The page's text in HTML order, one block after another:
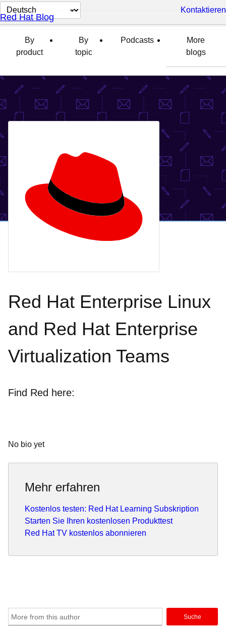
Sprache
auswählen
Kontaktieren
Red Hat Blog
By
product
By
topic
Podcasts
More
blogs
Red Hat Enterprise Linux
and Red Hat Enterprise
Virtualization Teams
Find Red here:
No bio yet
Mehr erfahren
Kostenlos testen: Red Hat Learning Subskription
Starten Sie Ihren kostenlosen Produkttest
Red Hat TV kostenlos abonnieren
Suche